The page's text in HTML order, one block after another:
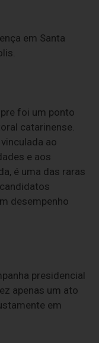
em Santa
foi um ponto
catarinense.
ao
e aos
é uma das raras
desempenho
presidencial
apenas um ato
em